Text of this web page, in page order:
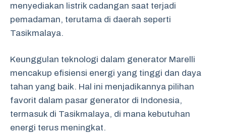
menyediakan listrik cadangan saat terjadi
pemadaman, terutama di daerah seperti
Tasikmalaya.
Keunggulan teknologi dalam generator Marelli
mencakup efisiensi energi yang tinggi dan daya
tahan yang baik. Hal ini menjadikannya pilihan
favorit dalam pasar generator di Indonesia,
termasuk di Tasikmalaya, di mana kebutuhan
energi terus meningkat.